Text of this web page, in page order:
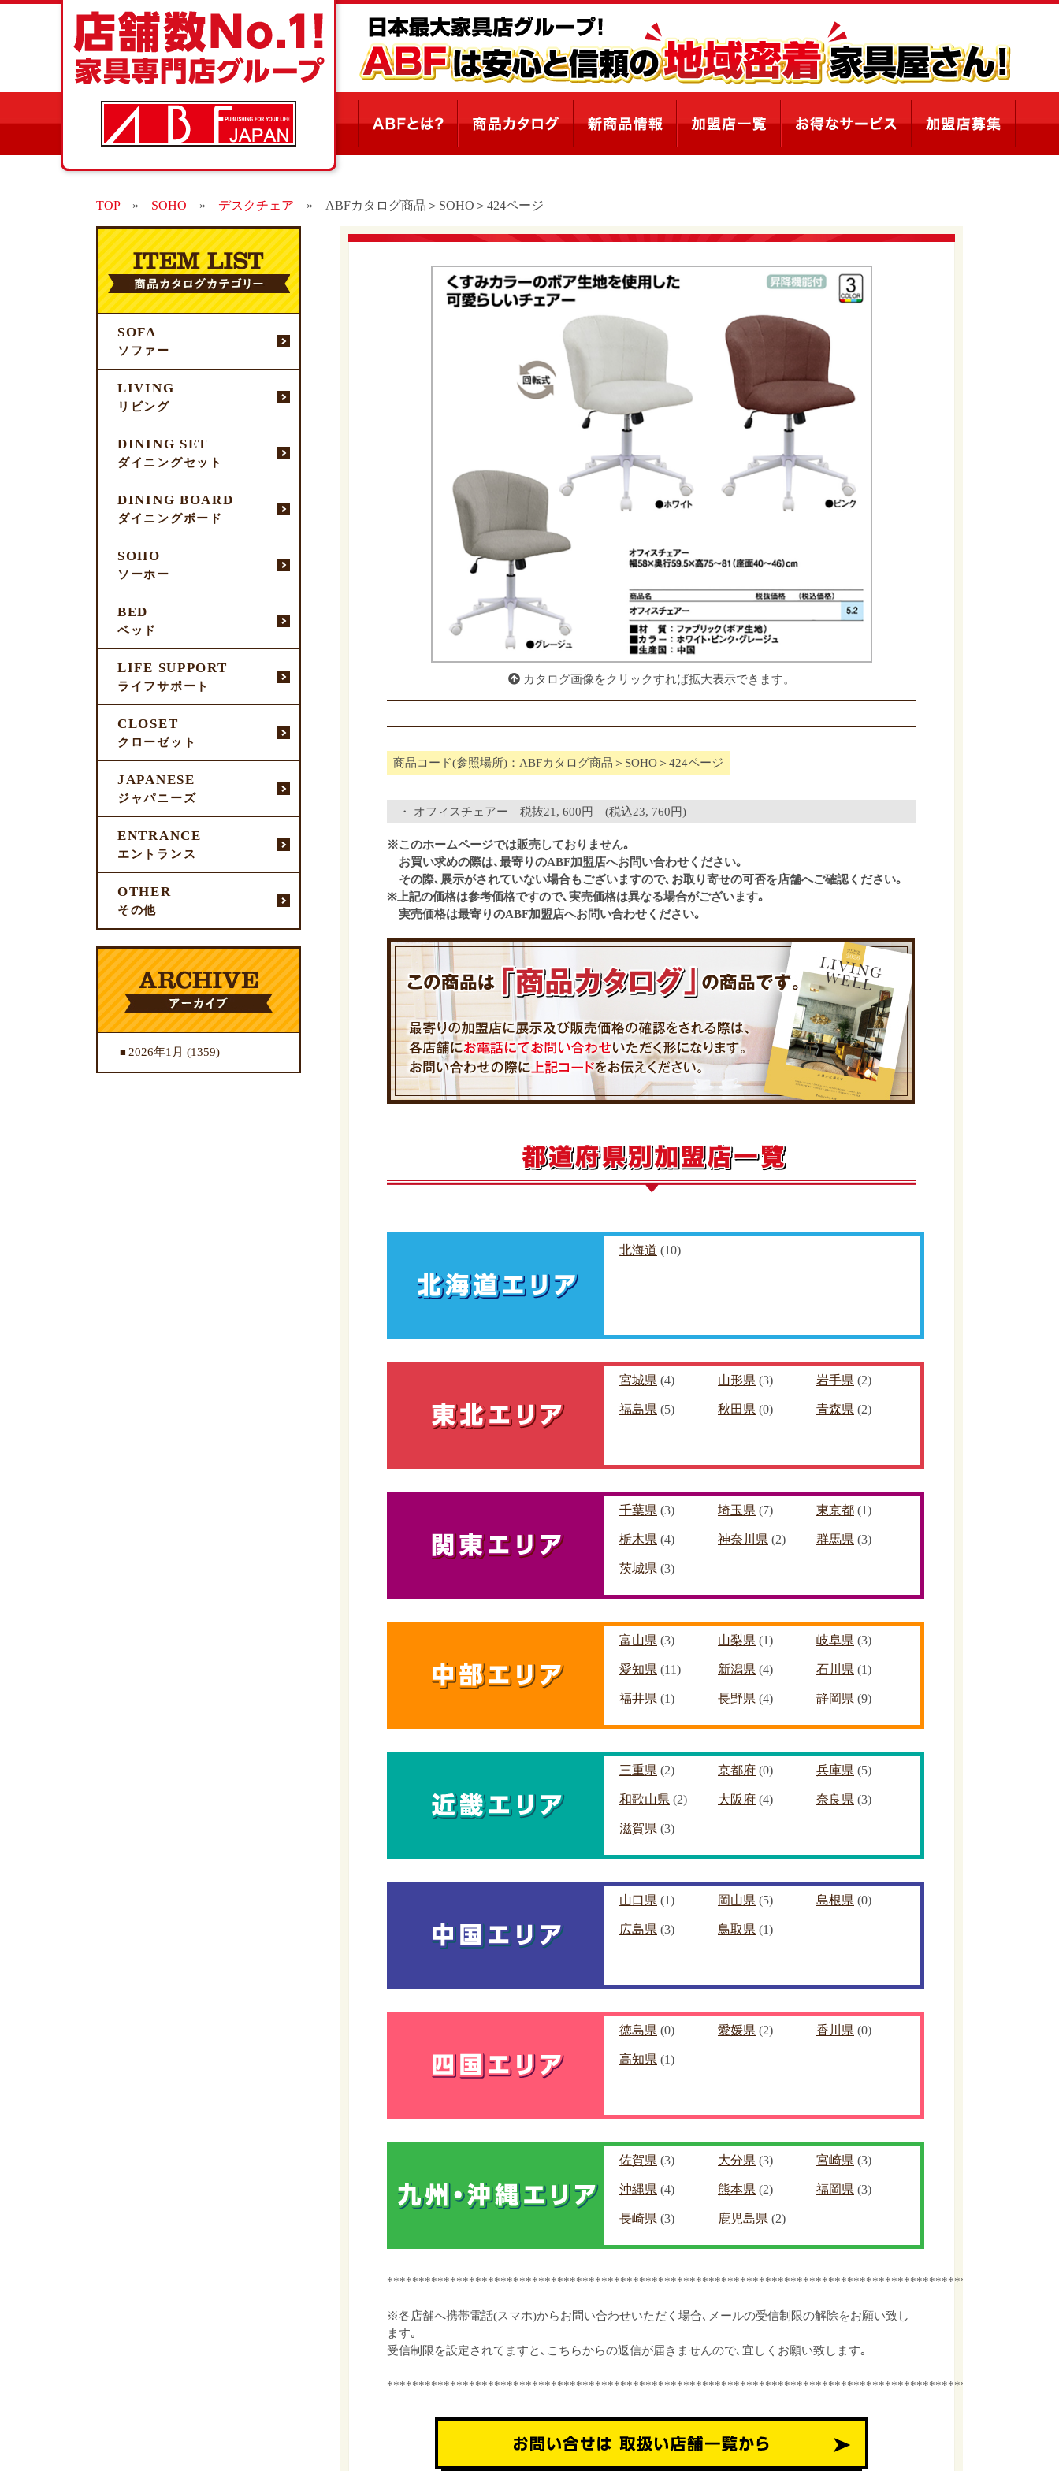
TOP» SOHO » デスクチェア » ABFカタログ商品＞SOHO＞424ページ
SOFA
ソファー
LIVING
リビング
DINING SET
ダイニングセット
DINING BOARD
ダイニングボード
SOHO
ソーホー
BED
ベッド
LIFE SUPPORT
ライフサポート
CLOSET
クローゼット
JAPANESE
ジャパニーズ
ENTRANCE
エントランス
OTHER
その他
2026年1月 (1359)
カタログ画像をクリックすれば拡大表示できます。
商品コード(参照場所)：ABFカタログ商品＞SOHO＞424ページ
オフィスチェアー 税抜21, 600円 (税込23, 760円)
※このホームページでは販売しておりません｡
お買い求めの際は､最寄りのABF加盟店へお問い合わせください｡
その際､展示がされていない場合もございますので､お取り寄せの可否を店舗へご確認ください｡
※上記の価格は参考価格ですので､実売価格は異なる場合がございます｡
実売価格は最寄りのABF加盟店へお問い合わせください｡
北海道 (10)
宮城県 (4) 山形県 (3) 岩手県 (2)
福島県 (5) 秋田県 (0) 青森県 (2)
千葉県 (3) 埼玉県 (7) 東京都 (1)
栃木県 (4) 神奈川県 (2) 群馬県 (3)
茨城県 (3)
富山県 (3) 山梨県 (1) 岐阜県 (3)
愛知県 (11) 新潟県 (4) 石川県 (1)
福井県 (1) 長野県 (4) 静岡県 (9)
三重県 (2) 京都府 (0) 兵庫県 (5)
和歌山県 (2) 大阪府 (4) 奈良県 (3)
滋賀県 (3)
山口県 (1) 岡山県 (5) 島根県 (0)
広島県 (3) 鳥取県 (1)
徳島県 (0) 愛媛県 (2) 香川県 (0)
高知県 (1)
佐賀県 (3) 大分県 (3) 宮崎県 (3)
沖縄県 (4) 熊本県 (2) 福岡県 (3)
長崎県 (3) 鹿児島県 (2)
**************************************************************************************************
※各店舗へ携帯電話(スマホ)からお問い合わせいただく場合､メールの受信制限の解除をお願い致し
ます｡
受信制限を設定されてますと､こちらからの返信が届きませんので､宜しくお願い致します｡
**************************************************************************************************